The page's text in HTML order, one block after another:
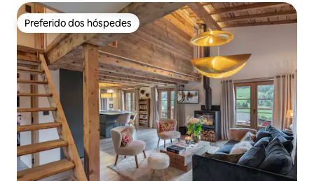
Preferido dos hóspedes
Preferido dos hóspedes